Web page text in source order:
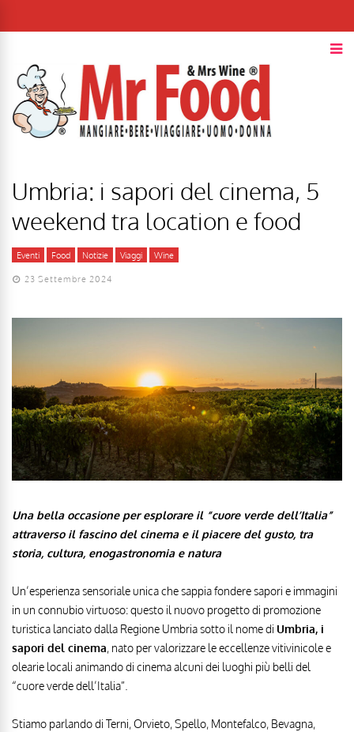
Umbria: i sapori del cinema, 5
weekend tra location e food
Eventi Food Notizie Viaggi Wine
23 Settembre 2024
Una bella occasione per esplorare il “cuore verde dell’Italia”
attraverso il fascino del cinema e il piacere del gusto, tra
storia, cultura, enogastronomia e natura
Un’esperienza sensoriale unica che sappia fondere sapori e immagini
in un connubio virtuoso: questo il nuovo progetto di promozione
turistica lanciato dalla Regione Umbria sotto il nome di Umbria, i
sapori del cinema, nato per valorizzare le eccellenze vitivinicole e
olearie locali animando di cinema alcuni dei luoghi più belli del
“cuore verde dell’Italia”.
Stiamo parlando di Terni, Orvieto, Spello, Montefalco, Bevagna,